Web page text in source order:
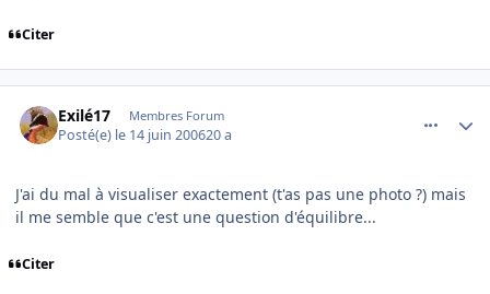
Citer
Exilé17 Membres Forum
Posté(e) le 14 juin 200620 a
J'ai du mal à visualiser exactement (t'as pas une photo ?) mais
il me semble que c'est une question d'équilibre...
Citer